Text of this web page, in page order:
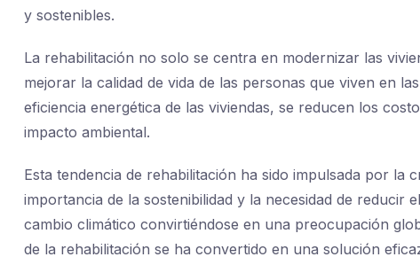
y sostenibles.
La rehabilitación no solo se centra en modernizar las
mejorar la calidad de vida de las personas que viven en
eficiencia energética de las viviendas, se reducen los
impacto ambiental.
Esta tendencia de rehabilitación ha sido impulsada por la
importancia de la sostenibilidad y la necesidad de reducir
cambio climático convirtiéndose en una preocupación
de la rehabilitación se ha convertido en una solución